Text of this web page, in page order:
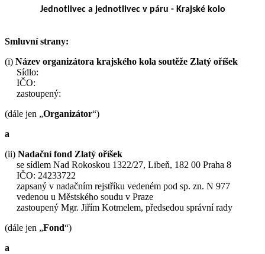
Jednotlivec a jednotlivec v páru - Krajské kolo
Smluvní strany:
(i) Název organizátora krajského kola soutěže Zlatý oříšek
Sídlo:
IČO:
zastoupený:
(dále jen „Organizátor“)
a
(ii) Nadační fond Zlatý oříšek
se sídlem Nad Rokoskou 1322/27, Libeň, 182 00 Praha 8
IČO: 24233722
zapsaný v nadačním rejstříku vedeném pod sp. zn. N 977
vedenou u Městského soudu v Praze
zastoupený Mgr. Jiřím Kotmelem, předsedou správní rady
(dále jen „Fond“)
a